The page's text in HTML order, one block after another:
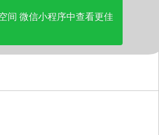
间 微信小程序中查看更佳